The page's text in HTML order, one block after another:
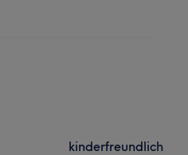
kinderfreundlich